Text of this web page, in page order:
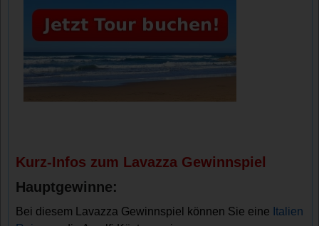
Kurz-Infos zum Lavazza Gewinnspiel
Hauptgewinne:
Bei diesem Lavazza Gewinnspiel können Sie eine Italien